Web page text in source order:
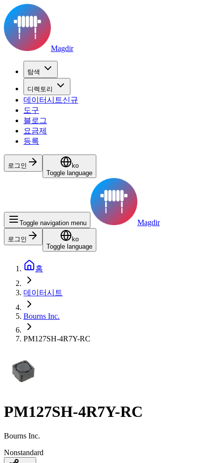
Magdir
탐색
디렉토리
데이터시트신규
도구
블로그
요금제
등록
로그인
ko
Toggle language
Toggle navigation menu Magdir
로그인
ko
Toggle language
홈
데이터시트
Bourns Inc.
PM127SH-4R7Y-RC
PM127SH-4R7Y-RC
Bourns Inc.
Nonstandard